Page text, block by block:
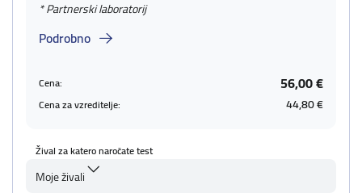
* Partnerski laboratorij
Podrobno
Cena: 56,00 €
Cena za vzreditelje: 44,80 €
Žival za katero naročate test
Moje živali